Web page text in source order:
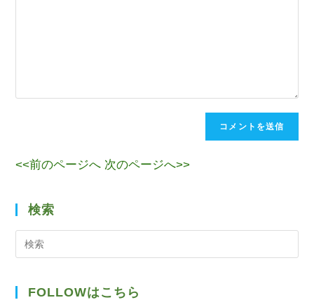
<<前のページへ 次のページへ>>
検索
索
FOLLOWはこちら